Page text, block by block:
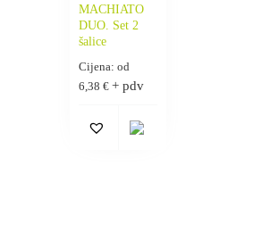
MACHIATO
DUO. Set 2
šalice
Cijena: od
6,38 € + pdv